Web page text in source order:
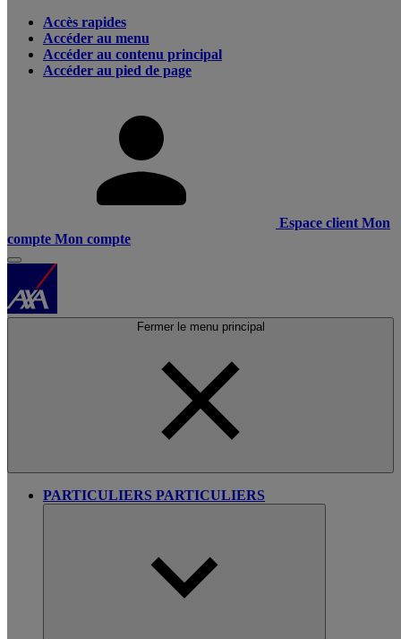
Accès rapides
Accéder au menu
Accéder au contenu principal
Accéder au pied de page
Espace client Mon
compte Mon compte
Fermer le menu principal
PARTICULIERS PARTICULIERS